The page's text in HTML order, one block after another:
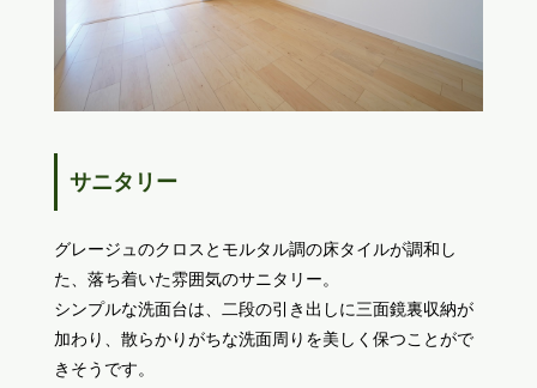
サニタリー
グレージュのクロスとモルタル調の床タイルが調和し
た、落ち着いた雰囲気のサニタリー。
シンプルな洗面台は、二段の引き出しに三面鏡裏収納が
加わり、散らかりがちな洗面周りを美しく保つことがで
きそうです。